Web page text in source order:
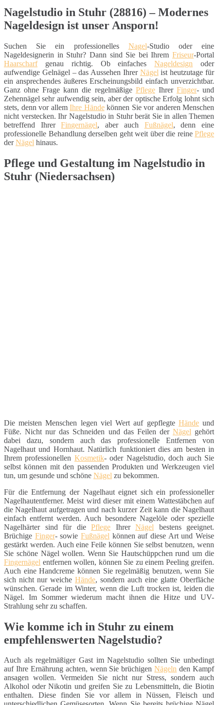
Nagelstudio in Stuhr (28816) – Modernes
Nageldesign ist unser Ansporn!
Suchen Sie ein professionelles Nagel-Studio oder eine
Nageldesignerin in Stuhr? Dann sind Sie bei Ihrem Friseur-Portal
Haarscharfgenau richtig. Ob einfachesNageldesign oder
aufwendige Gelnägel – das Aussehen Ihrer Nägel ist heutzutage für
ein ansprechendes äußeres Erscheinungsbild einfach unverzichtbar.
Ganz ohne Frage kann die regelmäßige PflegeIhrer Finger- und
Zehennägel sehr aufwendig sein, aber der optische Erfolg lohnt sich
stets, denn vor allem Ihre Händekönnen Sie vor anderen Menschen
nicht verstecken. Ihr Nagelstudio in Stuhr berät Sie in allen Themen
betreffend IhrerFingernägel, aber auch Fußnägel, denn eine
professionelle Behandlung derselben geht weit über die reine Pflege
derNägel hinaus.
Pflege und Gestaltung im Nagelstudio in
Stuhr (Niedersachsen)
Die meisten Menschen legen viel Wert auf gepflegte Händeund
Füße. Nicht nur das Schneiden und das Feilen der Nägel gehört
dabei dazu, sondern auch das professionelle Entfernen von
Nagelhaut und Hornhaut. Natürlich funktioniert dies am besten in
Ihrem professionellen Kosmetik- oder Nagelstudio, doch auch Sie
selbst können mit den passenden Produkten und Werkzeugen viel
tun, um gesunde und schöne Nägel zu bekommen.
Für die Entfernung der Nagelhaut eignet sich ein professioneller
Nagelhautentferner. Meist wird dieser mit einem Wattestäbchen auf
die Nagelhaut aufgetragen und nach kurzer Zeit kann die Nagelhaut
einfach entfernt werden. Auch besondere Nagelöle oder spezielle
Nagelhärter sind für die Pflege Ihrer Nägel bestens geeignet.
Brüchige Finger- sowieFußnägel können auf diese Art und Weise
gestärkt werden. Auch eine Feile können Sie selbst benutzen, wenn
Sie schöne Nägel wollen. Wenn Sie Hautschüppchen rund um die
Fingernägel entfernen wollen, können Sie zu einem Peeling greifen.
Auch eine Handcreme können Sie regelmäßig benutzen, wenn Sie
sich nicht nur weiche Hände, sondern auch eine glatte Oberfläche
wünschen. Gerade im Winter, wenn die Luft trocken ist, leiden die
Nägel. Im Sommer wiederum macht ihnen die Hitze und UV-
Strahlung sehr zu schaffen.
Wie komme ich in Stuhr zu einem
empfehlenswerten Nagelstudio?
Auch als regelmäßiger Gast im Nagelstudio sollten Sie unbedingt
auf Ihre Ernährung achten, wenn Sie brüchigenNägeln den Kampf
ansagen wollen. Vermeiden Sie nicht nur Stress, sondern auch
Alkohol oder Nikotin und greifen Sie zu Lebensmitteln, die Biotin
enthalten. Diese finden Sie vor allem in Nüssen, Fleisch und